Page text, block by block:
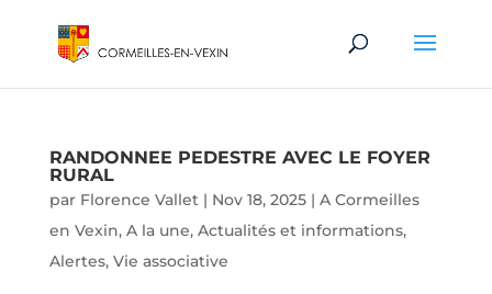
RANDONNEE PEDESTRE AVEC LE FOYER
RURAL
par Florence Vallet| Nov 18, 2025| A Cormeilles
en Vexin, A la une, Actualités et informations,
Alertes, Vie associative